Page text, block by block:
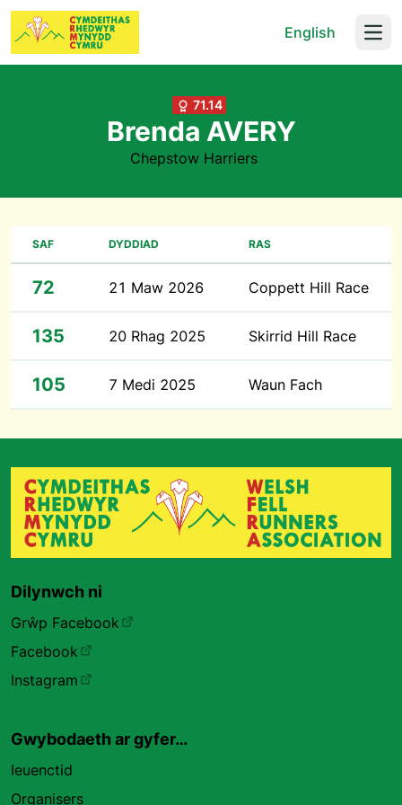
English
71.14
Brenda AVERY
Chepstow Harriers
SAF DYDDIAD RAS
72 21 Maw 2026 Coppett Hill Race
135 20 Rhag 2025 Skirrid Hill Race
105 7 Medi 2025 Waun Fach
Dilynwch ni
Grŵp Facebook
Facebook
Instagram
Gwybodaeth ar gyfer…
Ieuenctid
Organisers